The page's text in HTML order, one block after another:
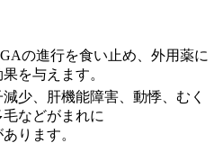
の進行を食い止め、外用薬に
を与えます。
少、肝機能障害、動悸、むく
などがまれに
ります。